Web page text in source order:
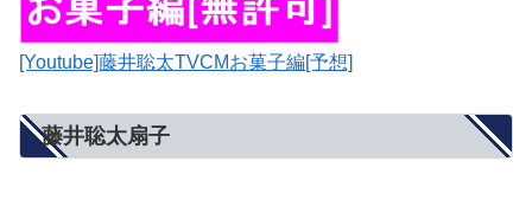
[Youtube]藤井聡太TVCMお菓子編[予想]
藤井聡太扇子